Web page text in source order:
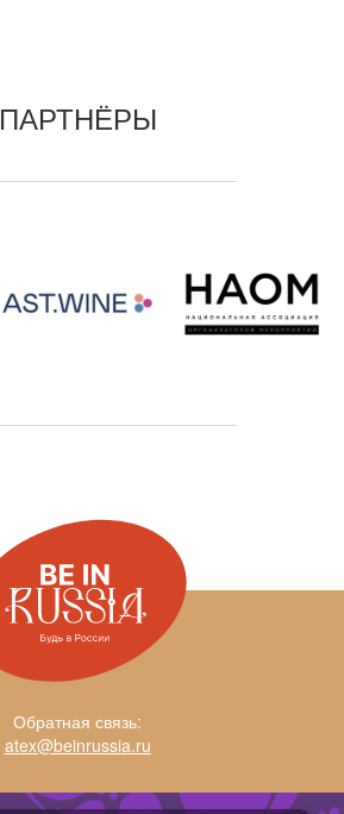
ПАРТНЁРЫ
Обратная связь:
atex@beinrussia.ru